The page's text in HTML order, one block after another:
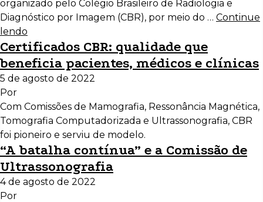
organizado pelo Colégio Brasileiro de Radiologia e
Diagnóstico por Imagem (CBR), por meio do … Continue
lendo
Certificados CBR: qualidade que
beneficia pacientes, médicos e clínicas
5 de agosto de 2022
Por
Com Comissões de Mamografia, Ressonância Magnética,
Tomografia Computadorizada e Ultrassonografia, CBR
foi pioneiro e serviu de modelo.
“A batalha contínua” e a Comissão de
Ultrassonografia
4 de agosto de 2022
Por